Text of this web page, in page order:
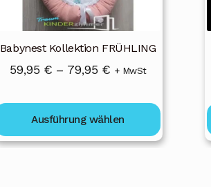
Babynest Kollektion FRÜHLING
59,95 € – 79,95 €Preisspanne:
79,95 €
+ MwSt
Ausführung wählen
Produktseite
gewählt